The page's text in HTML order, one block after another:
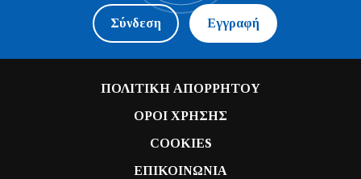
Σύνδεση Εγγραφή
ΠΟΛΙΤΙΚΗ ΑΠΟΡΡΗΤΟΥ
ΟΡΟΙ ΧΡΗΣΗΣ
COOKIES
ΕΠΙΚΟΙΝΩΝΙΑ